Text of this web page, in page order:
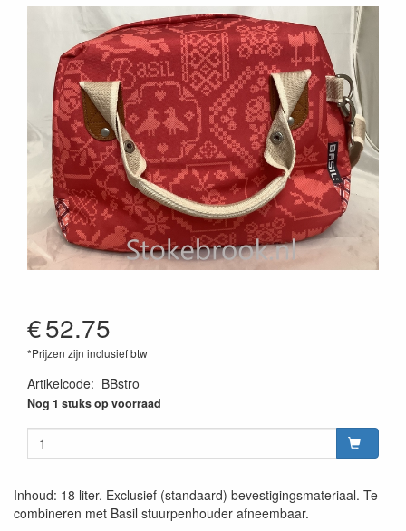
€52.75
*Prijzen zijn inclusief btw
Artikelcode: BBstro
Nog 1 stuks op voorraad
Inhoud: 18 liter. Exclusief (standaard) bevestigingsmateriaal. Te
combineren met Basil stuurpenhouder afneembaar.